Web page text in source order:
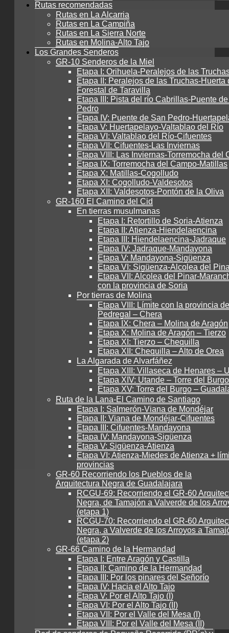
Rutas recomendadas
Rutas en La Alcarria
Rutas en La Campiña
Rutas en La Sierra Norte
Rutas en Molina-Alto Tajo
Los Grandes Senderos
GR-10 Senderos de la Miel
Etapa I: Orihuela-Peralejos de las
Etapa II: Peralejos de las Truchas-Huerta
Forestal de Taravilla
Etapa III: Pista del río Cabrillas-Puente
Pedro
Etapa IV: Puente de San Pedro-
Etapa V: Huertapelayo-Valtablao del Río
Etapa VI: Valtablao del Río-Cifuentes
Etapa VII: Cifuentes-Las Inviernas
Etapa VIII: Las Inviernas-Torremocha del
Etapa IX: Torremocha del Campo-Matillas
Etapa X: Matillas-Cogolludo
Etapa XI: Cogolludo-Valdesotos
Etapa XII: Valdesotos-Pontón de la Oliva
GR-160 El Camino del Cid
En tierras musulmanas
Etapa I: Retortillo de Soria-Atienza
Etapa II: Atienza-Hiendelaencina
Etapa III: Hiendelaencina-Jadraque
Etapa IV: Jadraque-Mandayona
Etapa V: Mandayona-Sigüenza
Etapa VI: Sigüenza-Alcolea del
Etapa VII: Alcolea del Pinar-
con la provincia de Soria
Por tierras de Molina
Etapa VIII: Límite con la provincia
Pedregal – Chera
Etapa IX: Chera – Molina de Aragón
Etapa X: Molina de Aragón – Tierzo
Etapa XI: Tierzo – Chequilla
Etapa XII: Chequilla – Alto de Orea
La Algarada de Alvarfáñez
Etapa XIII: Villaseca de Henares –
Etapa XIV: Utande – Torre del Burgo
Etapa XV: Torre del Burgo –
Ruta de la Lana-El Camino de Santiago
Etapa I: Salmerón-Viana de Mondéjar
Etapa II: Viana de Mondéjar-Cifuentes
Etapa III: Cifuentes-Mandayona
Etapa IV: Mandayona-Sigüenza
Etapa V: Sigüenza-Atienza
Etapa VI: Atienza-Miedes de Atienza +
provincias
GR-60 Recorriendo los Pueblos de la
Arquitectura Negra de Guadalajara
RCGU-69: Recorriendo el GR-60
Negra, de Tamajón a Valverde de los
(etapa 1)
RCGU-70: Recorriendo el GR-60
Negra, a Valverde de los Arroyos a
(etapa 2)
GR-66 Camino de la Hermandad
Etapa I: Entre Aragón y Castilla
Etapa II: Camino de la Hermandad
Etapa III: Por los pinares del Señorío
Etapa IV: Hacia el Alto Tajo
Etapa V: Por el Alto Tajo (I)
Etapa VI: Por el Alto Tajo (II)
Etapa VII: Por el Valle del Mesa (I)
Etapa VIII: Por el Valle del Mesa (II)